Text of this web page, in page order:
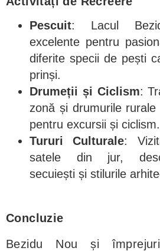
Pescuit: Lacul
excelente pentru
diferite specii de pești
prinși.
Drumeții și Ciclism:
zonă și drumurile
pentru excursii și ciclism.
Tururi Culturale:
satele din jur,
secuiești și stilurile
Concluzie
Bezidu Nou și